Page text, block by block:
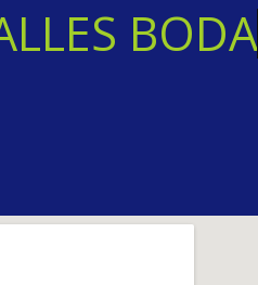
LESBODAS